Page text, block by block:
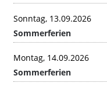
Sonntag, 13.09.2026
Sommerferien
Montag, 14.09.2026
Sommerferien